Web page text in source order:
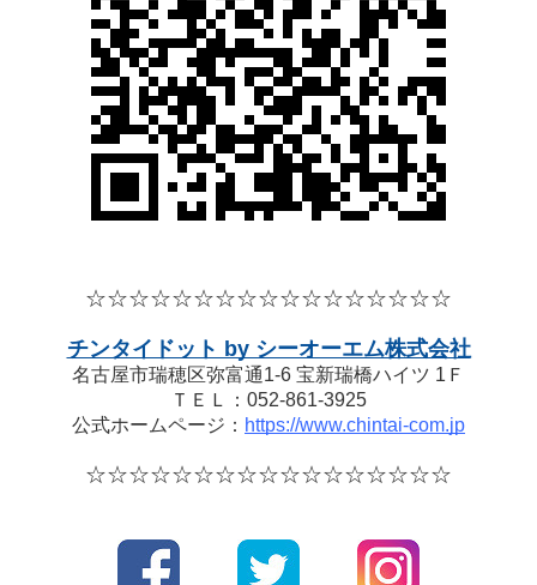
☆☆☆☆☆☆☆☆☆☆☆☆☆☆☆☆☆
チンタイドット by シーオーエム株式会社
名古屋市瑞穂区弥富通1-6 宝新瑞橋ハイツ 1Ｆ
ＴＥＬ：052-861-3925
公式ホームページ： https://www.chintai-com.jp
☆☆☆☆☆☆☆☆☆☆☆☆☆☆☆☆☆